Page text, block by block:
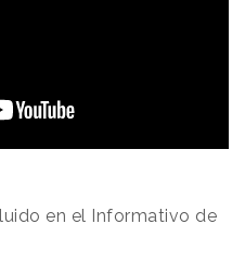
en el Informativo de